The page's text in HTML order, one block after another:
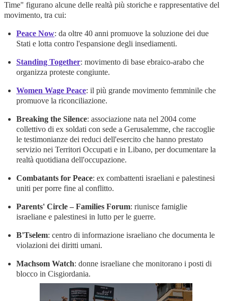
Time" figurano alcune delle realtà più storiche e rappresentative del
movimento, tra cui:
Peace Now: da oltre 40 anni promuove la soluzione dei due
Stati e lotta contro l'espansione degli insediamenti.
Standing Together: movimento di base ebraico-arabo che
organizza proteste congiunte.
Women Wage Peace: il più grande movimento femminile che
promuove la riconciliazione.
Breaking the Silence: associazione nata nel 2004 come
collettivo di ex soldati con sede a Gerusalemme, che raccoglie
le testimonianze dei reduci dell'esercito che hanno prestato
servizio nei Territori Occupati e in Libano, per documentare la
realtà quotidiana dell'occupazione.
Combatants for Peace: ex combattenti israeliani e palestinesi
uniti per porre fine al conflitto.
Parents' Circle – Families Forum: riunisce famiglie
israeliane e palestinesi in lutto per le guerre.
B'Tselem: centro di informazione israeliano che documenta le
violazioni dei diritti umani.
Machsom Watch: donne israeliane che monitorano i posti di
blocco in Cisgiordania.